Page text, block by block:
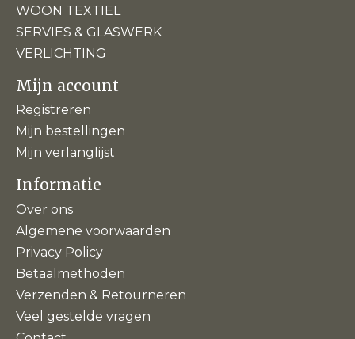
WOON TEXTIEL
SERVIES & GLASWERK
VERLICHTING
Mijn account
Registreren
Mijn bestellingen
Mijn verlanglijst
Informatie
Over ons
Algemene voorwaarden
Privacy Policy
Betaalmethoden
Verzenden & Retourneren
Veel gestelde vragen